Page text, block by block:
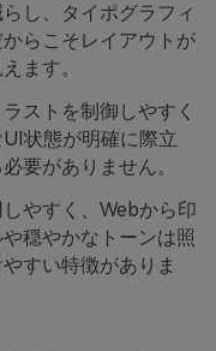
し、タイポグラフィ
らこそレイアウトが
ます。
ストを制御しやすく
状態が明確に際立
要がありません。
やすく、Webから印
穏やかなトーンは照
すい特徴がありま